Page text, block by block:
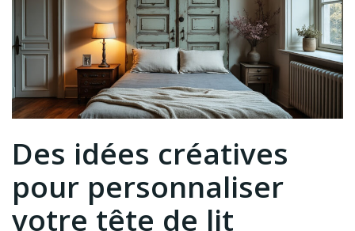
Des idées créatives
pour personnaliser
votre tête de lit